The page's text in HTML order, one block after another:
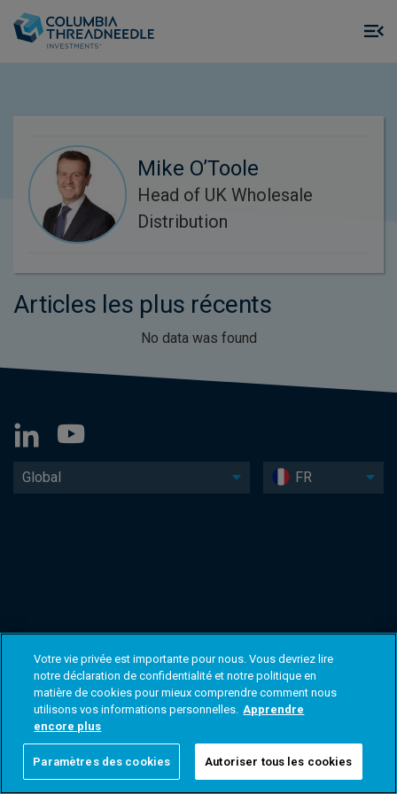
Mike O’Toole
Head of UK Wholesale
Distribution
Articles les plus récents
No data was found
Global FR
Votre vie privée est importante pour nous. Vous devriez lire
notre déclaration de confidentialité et notre politique en
matière de cookies pour mieux comprendre comment nous
utilisons vos informations personnelles. Apprendre
encore plus
Paramètres des cookies Autoriser tous les cookies